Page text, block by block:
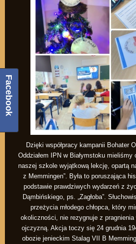
Dzięki współpracy kampanii Bohater
Oddziałem IPN w Białymstoku mieliśmy
naszej szkole wyjątkową lekcję, opartą
z Memmingen”. Była to poruszająca
podstawie prawdziwych wydarzeń z
Dąmbińskiego, ps. „Zagłoba”.
przeżycia młodego chłopca, który
okoliczności, nie rezygnuje z
ojczyzną. Akcja toczy się 24 grudnia
obozie jenieckim Stalag VII B
Facebook